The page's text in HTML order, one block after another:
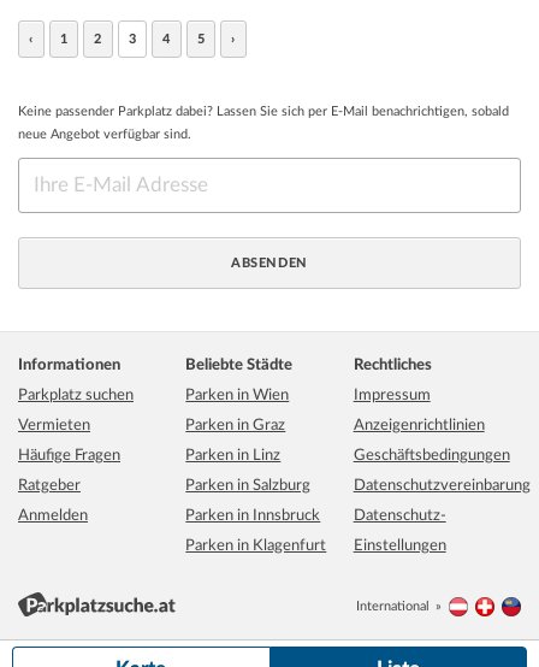
‹ 1 2 3 4 5 ›
Keine passender Parkplatz dabei? Lassen Sie sich per E-Mail benachrichtigen, sobald
neue Angebot verfügbar sind.
Informationen
Parkplatz suchen
Vermieten
Häufige Fragen
Ratgeber
Anmelden
Beliebte Städte
Parken in Wien
Parken in Graz
Parken in Linz
Parken in Salzburg
Parken in Innsbruck
Parken in Klagenfurt
Rechtliches
Impressum
Anzeigenrichtlinien
Geschäftsbedingungen
Datenschutzvereinbarung
Datenschutz-
Einstellungen
International Österreich